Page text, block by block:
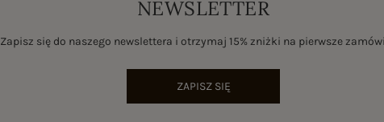
NEWSLETTER
Zapisz się do naszego newslettera i otrzymaj 15% zniżki na pierwsze
ZAPISZ SIĘ